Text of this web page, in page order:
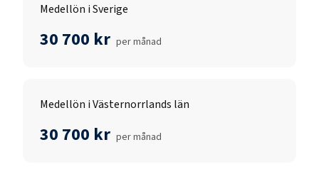
Medellön i Sverige
30 700 kr per månad
Medellön i Västernorrlands län
30 700 kr per månad